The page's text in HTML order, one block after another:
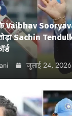
Vaibhav
Sachin
जुलाई 24, 2026